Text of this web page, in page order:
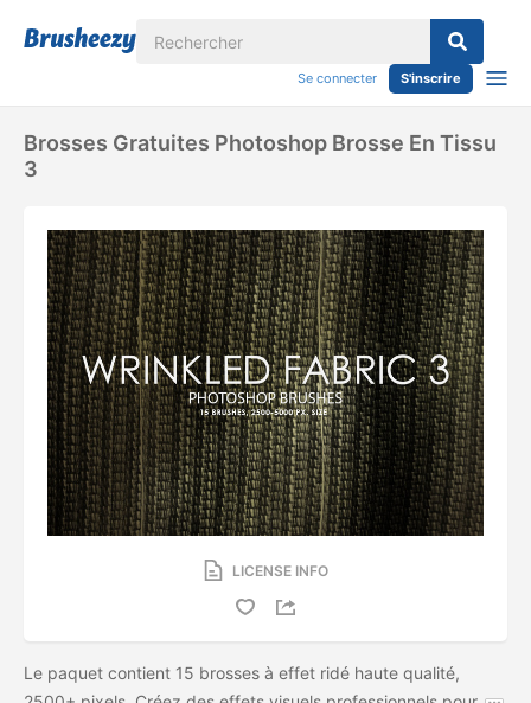
Se connecter S'inscrire
Brosses Gratuites Photoshop Brosse En Tissu
3
LICENSE INFO
Le paquet contient 15 brosses à effet ridé haute qualité,